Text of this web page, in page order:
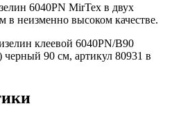
6040PN MirTex в двух
в неизменно высоком качестве.
клеевой 6040PN/B90
черный 90 см, артикул 80931 в